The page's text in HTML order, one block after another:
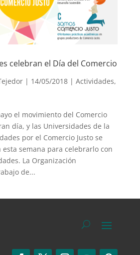
celebran el Día del Comercio
| 14/05/2018 | Actividades,
el movimiento del Comercio
día, y las Universidades de la
por el Comercio Justo se
semana para celebrarlo con
La Organización
de...